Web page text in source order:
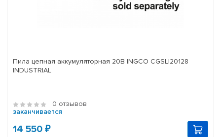
Пила цепная аккумуляторная 20В INGCO CGSLI20128
INDUSTRIAL
0 отзывов
заканчивается
14 550 ₽